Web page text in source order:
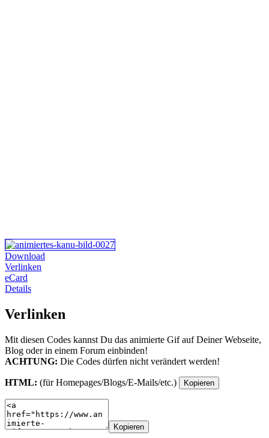
Download
Verlinken
eCard
Details
Verlinken
Mit diesen Codes kannst Du das animierte Gif auf Deiner Webseite,
Blog oder in einem Forum einbinden!
ACHTUNG: Die Codes dürfen nicht verändert werden!
HTML: (für Homepages/Blogs/E-Mails/etc.) Kopieren
Kopieren